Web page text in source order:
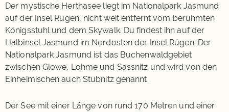
Der mystische Herthasee liegt im Nationalpark Jasmund
auf der Insel Rügen, nicht weit entfernt vom berühmten
Königsstuhl und dem Skywalk. Du findest ihn auf der
Halbinsel Jasmund im Nordosten der Insel Rügen. Der
Nationalpark Jasmund ist das Buchenwaldgebiet
zwischen Glowe, Lohme und Sassnitz und wird von den
Einheimischen auch Stubnitz genannt.
Der See mit einer Länge von rund 170 Metren und einer